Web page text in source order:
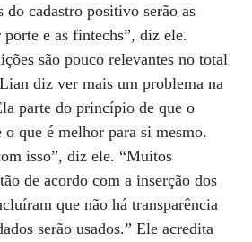
cadastro positivo serão as
e as fintechs”, diz ele.
são pouco relevantes no total
diz ver mais um problema na
parte do princípio de que o
o que é melhor para si mesmo.
isso”, diz ele. “Muitos
de acordo com a inserção dos
que não há transparência
serão usados.” Ele acredita